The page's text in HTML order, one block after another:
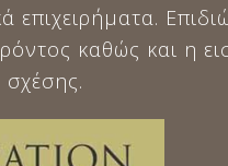
επιχειρήματα.
καθώς και η